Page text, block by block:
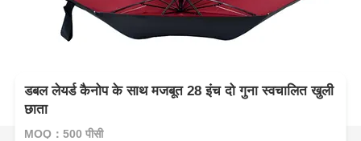
डबल लेयर्ड कैनोप के साथ मजबूत 28 इंच दो गुना स्वचालित खुली
छाता
MOQ：500 पीसी